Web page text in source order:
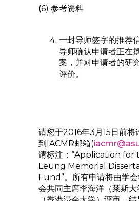
(6) 参考资料
一封导师签字的推荐
导师确认申请者正在
案，并对申请者的研
评价。
请您于2016年3月15日前将
到IACMR邮箱(
请标注：“Application for
Leung Memorial
Fund”。所有申请将由学
会共同主席李海洋（莱斯